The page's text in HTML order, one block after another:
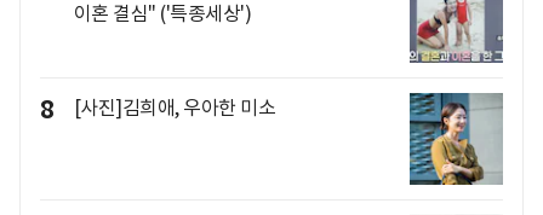
이혼 결심" ('특종세상')
8 [사진]김희애, 우아한 미소